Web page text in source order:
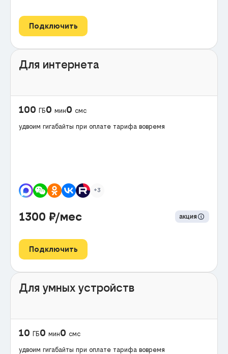
Подключить
Для интернета
100 ГБ0 мин0 смс
удвоим гигабайты при оплате тарифа вовремя
+3
1300 ₽/мес акция
Подключить
Для умных устройств
10 ГБ0 мин0 смс
удвоим гигабайты при оплате тарифа вовремя